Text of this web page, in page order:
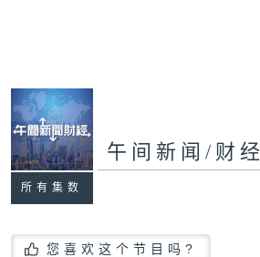
所有集数
午间新闻/财经
您喜欢这个节目吗?